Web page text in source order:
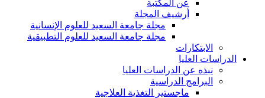
عن المكتبة
أرشيف المجلة
مجلة جامعة السعيد للعلوم الإنسانية
مجلة جامعة السعيد للعلوم التطبيقية
الابتكارات
الدراسات العليا
نبذه عن الدراسات العليا
البرامج الدراسية
ماجستير التغذية العلاجية